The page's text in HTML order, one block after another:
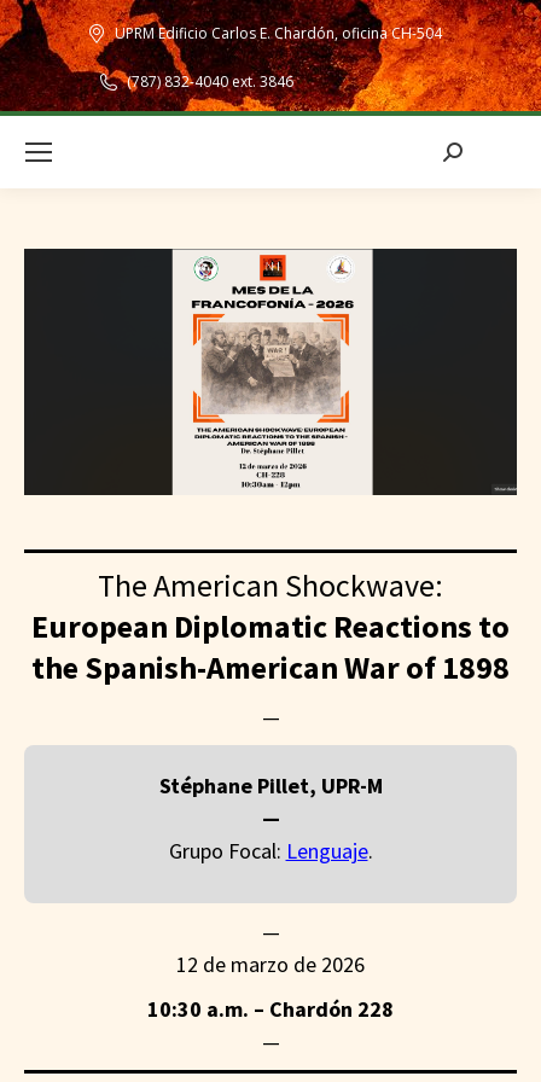
UPRM Edificio Carlos E. Chardón, oficina CH-504
(787) 832-4040 ext. 3846
Search:
The American Shockwave:
European Diplomatic Reactions to
the Spanish-American War of 1898
—
Stéphane Pillet, UPR-M
—
Grupo Focal: Lenguaje.
—
12 de marzo de 2026
10:30 a.m. – Chardón 228
—